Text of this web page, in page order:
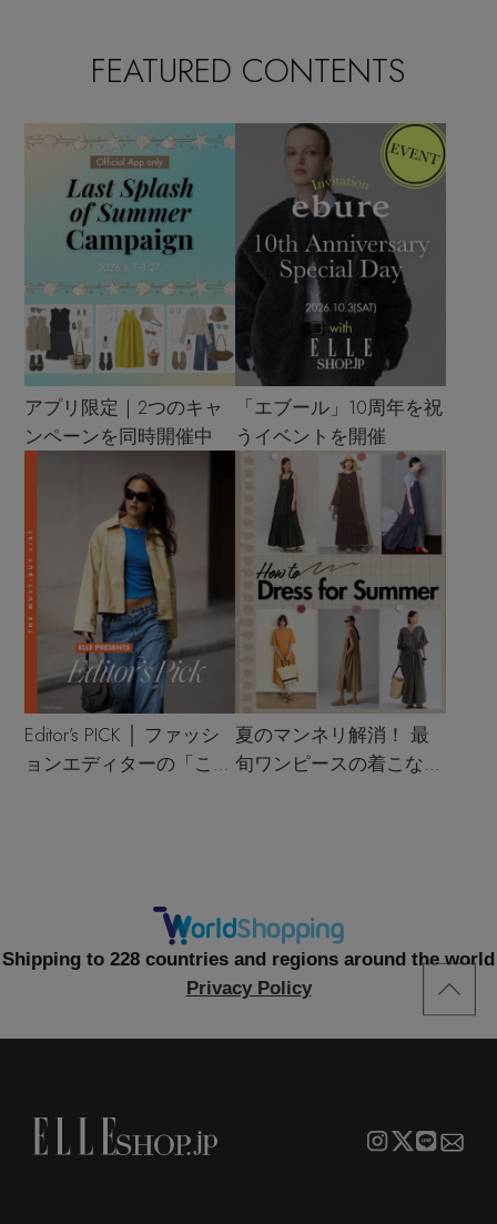
FEATURED CONTENTS
アプリ限定｜2つのキャ
ンペーンを同時開催中
「エブール」10周年を祝
うイベントを開催
Editor’s PICK │ ファッシ
ョンエディターの「これ
夏のマンネリ解消！ 最
旬ワンピースの着こなし
Shipping to 228 countries and regions around the world
Privacy Policy